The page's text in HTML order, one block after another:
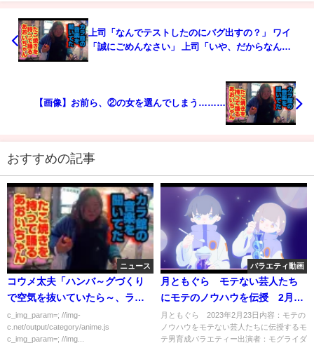
上司「なんでテストしたのにバグ出すの？」 ワイ
「誠にごめんなさい」 上司「いや、だからなん
【画像】お前ら、②の女を選んでしまう………
おすすめの記事
ニュース
コウメ太夫「ハンバ～グづくり
で空気を抜いていたら～、ラン
ドセルにワカメ入れてでした
～。」←これ外国人意味わかん
c_img_param=; //img-
c.net/output/category/anime.js
c_img_param=; //img...
バラエティ動画
月ともぐら モテない芸人たち
にモテのノウハウを伝授 2月23
日
月ともぐら 2023年2月23日内容：モテの
ノウハウをモテない芸人たちに伝授するモ
テ男育成バラエティー出演者：モグライダ